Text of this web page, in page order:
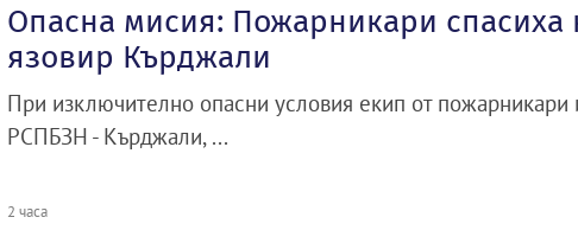
Опасна мисия: Пожарникари спасиха
язовир Кърджали
При изключително опасни условия екип от пожарникари
РСПБЗН - Кърджали, ...
2 часа